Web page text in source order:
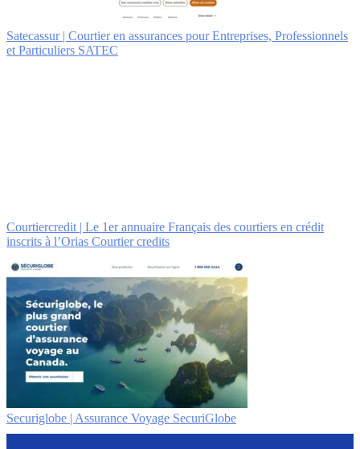
Satecassur | Courtier en assurances pour Entreprises, Profes­sion­nels
et Par­ticu­liers SATEC
Cour­tiercre­dit | Le 1er annuaire Français des courtiers en crédit
inscrits à l’Orias Courtier credits
Securiglobe | Assurance Voyage SecuriGlobe